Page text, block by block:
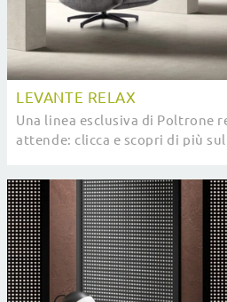
LEVANTE RELAX
Una linea esclusiva di Poltrone
attende: clicca e scopri di più